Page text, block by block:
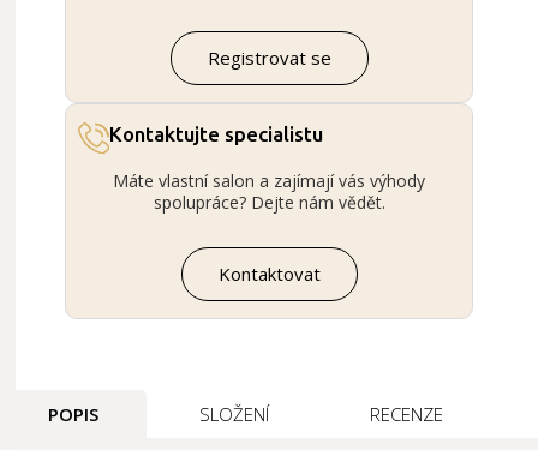
Registrovat se
Kontaktujte specialistu
Máte vlastní salon a zajímají vás výhody
spolupráce? Dejte nám vědět.
Kontaktovat
POPIS SLOŽENÍ RECENZE